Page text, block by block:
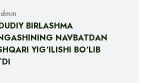
BIRLASHMA
NAVBATDAN
YIG‘ILISHI BO‘LIB